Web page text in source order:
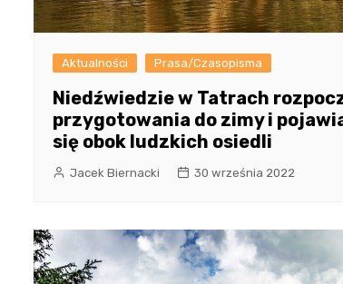
Aktualności Prasa/Czasopisma
Niedźwiedzie w Tatrach
przygotowania do zimy i
się obok ludzkich osiedli
Jacek Biernacki 30 września 2022